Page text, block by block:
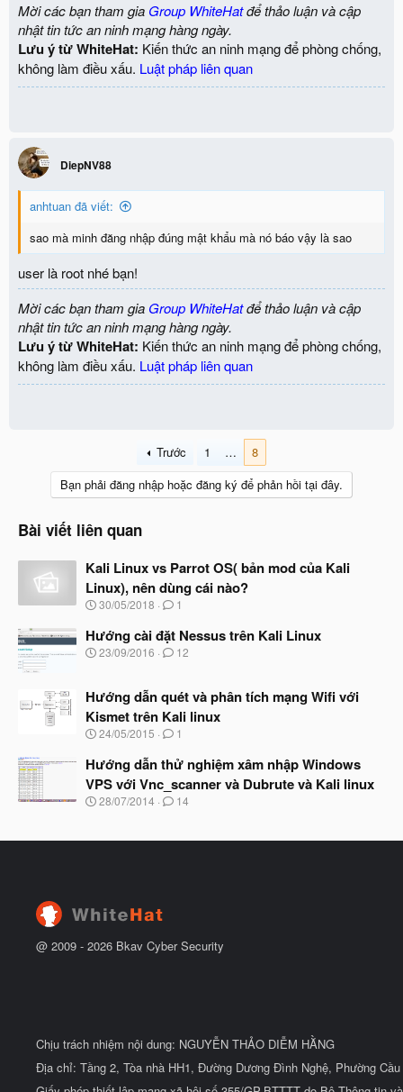
Mời các bạn tham gia Group WhiteHatđể thảo luận và cập
nhật tin tức an ninh mạng hàng ngày.
Lưu ý từ WhiteHat: Kiến thức an ninh mạng để phòng chống,
không làm điều xấu. Luật pháp liên quan
DiepNV88
anhtuan đã viết:
sao mà minh đăng nhập đúng mật khẩu mà nó báo vậy là sao
user là root nhé bạn!
Mời các bạn tham gia Group WhiteHatđể thảo luận và cập
nhật tin tức an ninh mạng hàng ngày.
Lưu ý từ WhiteHat: Kiến thức an ninh mạng để phòng chống,
không làm điều xấu. Luật pháp liên quan
Trước 1 …
8
Bạn phải đăng nhập hoặc đăng ký để phản hồi tại đây.
Bài viết liên quan
Kali Linux vs Parrot OS( bản mod của Kali
Linux), nên dùng cái nào?
N
à
y
b
đ
ầ
u
30/05/2018 1
Hướng cài đặt Nessus trên Kali Linux
N
y
b
ắ
t
ầ
u
23/09/2016 12
Hướng dẫn quét và phân tích mạng Wifi với
Kismet trên Kali linux
N
à
b
ắ
24/05/2015 1
Hướng dẫn thử nghiệm xâm nhập Windows
VPS với Vnc_scanner và Dubrute và Kali linux
N
y
ầ
28/07/2014 14
@ 2009 - 2026 Bkav Cyber Security
Chịu trách nhiệm nội dung: NGUYỄN THẢO DIỄM HẰNG
Địa chỉ: Tầng 2, Tòa nhà HH1, Đường Dương Đình Nghệ, Phường